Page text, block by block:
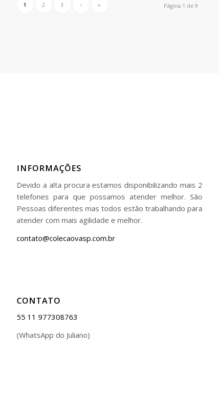
Página 1 de 9
1 2 3 › »
INFORMAÇÕES
Devido a alta procura estamos disponibilizando mais 2
telefones para que possamos atender melhor. São
Pessoas diferentes mas todos estão trabalhando para
atender com mais agilidade e melhor.
contato@colecaovasp.com.br
CONTATO
55 11 977308763
(WhatsApp do Juliano)